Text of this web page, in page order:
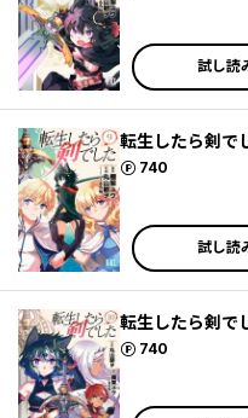
試し読
転生したら剣で
740
ポイント
試し読
転生したら剣で
740
ポイント